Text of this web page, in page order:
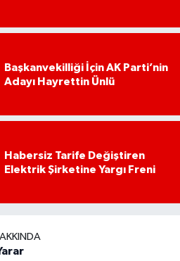
Başkanvekilliği İçin AK Parti’nin
Adayı Hayrettin Ünlü
Habersiz Tarife Değiştiren
Elektrik Şirketine Yargı Freni